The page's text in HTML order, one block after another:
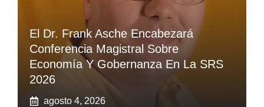
El Dr. Frank Asche Encabezará
Conferencia Magistral Sobre
Economía Y Gobernanza En La SRS
2026
agosto 4, 2026